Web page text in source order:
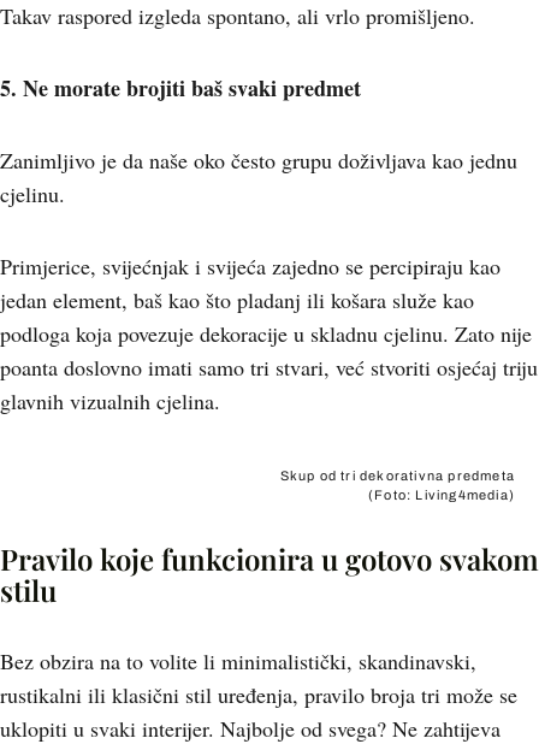
Takav raspored izgleda spontano, ali vrlo promišljeno.
5. Ne morate brojiti baš svaki predmet
Zanimljivo je da naše oko često grupu doživljava kao jednu
cjelinu.
Primjerice, svijećnjak i svijeća zajedno se percipiraju kao
jedan element, baš kao što pladanj ili košara služe kao
podloga koja povezuje dekoracije u skladnu cjelinu. Zato nije
poanta doslovno imati samo tri stvari, već stvoriti osjećaj triju
glavnih vizualnih cjelina.
Skup od tri dekorativna predmeta
(Foto: Living4media)
Pravilo koje funkcionira u gotovo svakom
stilu
Bez obzira na to volite li minimalistički, skandinavski,
rustikalni ili klasični stil uređenja, pravilo broja tri može se
uklopiti u svaki interijer. Najbolje od svega? Ne zahtijeva